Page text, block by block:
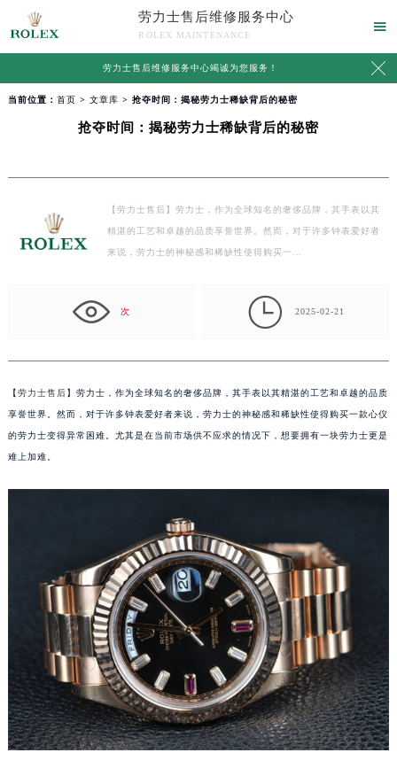
劳力士售后维修服务中心
ROLEX MAINTENANCE

劳力士售后维修服务中心竭诚为您服务！ 
当前位置： 首页 > 文章库 > 抢夺时间：揭秘劳力士稀缺背后的秘密
抢夺时间：揭秘劳力士稀缺背后的秘密
【劳力士售后】劳力士，作为全球知名的奢侈品牌，其手表以其
精湛的工艺和卓越的品质享誉世界。然而，对于许多钟表爱好者
来说，劳力士的神秘感和稀缺性使得购买一…
次  2025-02-21
【劳力士售后】劳力士，作为全球知名的奢侈品牌，其手表以其精湛的工艺和卓越的品质
享誉世界。然而，对于许多钟表爱好者来说，劳力士的神秘感和稀缺性使得购买一款心仪
的劳力士变得异常困难。尤其是在当前市场供不应求的情况下，想要拥有一块劳力士更是
难上加难。